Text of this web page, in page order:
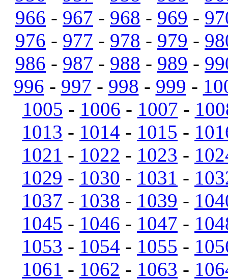
966 - 967 - 968 - 969 -
976 - 977 - 978 - 979 -
986 - 987 - 988 - 989 -
996 - 997 - 998 - 999 -
1005 - 1006 - 1007 -
1013 - 1014 - 1015 -
1021 - 1022 - 1023 -
1029 - 1030 - 1031 -
1037 - 1038 - 1039 -
1045 - 1046 - 1047 -
1053 - 1054 - 1055 -
1061 - 1062 - 1063 -